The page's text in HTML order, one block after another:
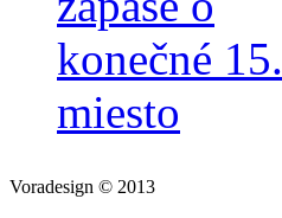
konečné 15.
miesto
Voradesign © 2013